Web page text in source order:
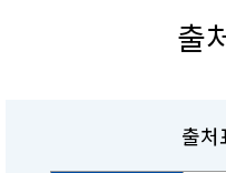
출
출처